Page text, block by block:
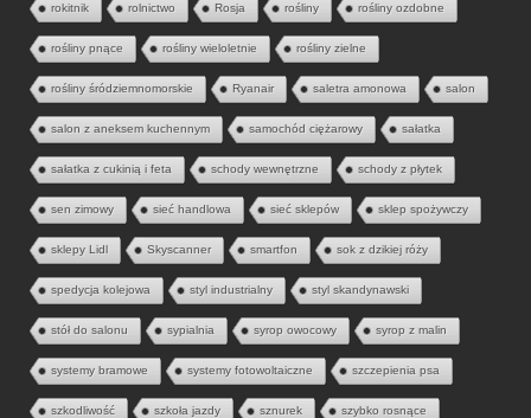
rokitnik rolnictwo Rosja rośliny rośliny ozdobne
rośliny pnące rośliny wieloletnie rośliny zielne
rośliny śródziemnomorskie Ryanair saletra amonowa salon
salon z aneksem kuchennym samochód ciężarowy sałatka
sałatka z cukinią i feta schody wewnętrzne schody z płytek
sen zimowy sieć handlowa sieć sklepów sklep spożywczy
sklepy Lidl Skyscanner smartfon sok z dzikiej róży
spedycja kolejowa styl industrialny styl skandynawski
stół do salonu sypialnia syrop owocowy syrop z malin
systemy bramowe systemy fotowoltaiczne szczepienia psa
szkodliwość szkoła jazdy sznurek szybko rosnące